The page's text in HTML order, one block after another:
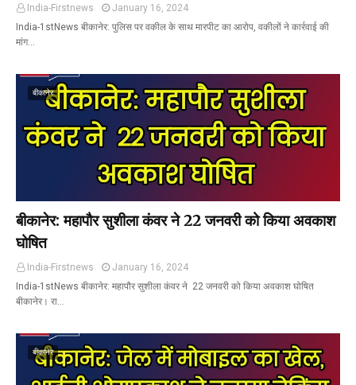
India-Firstnews
January 16, 2024
India-1stNews बीकानेर: पुलिस पर वकील के साथ मारपीट का आरोप, वकीलों ने कार्रवाई की
मांग…
बीकानेर
बीकानेर: महापौर सुशीला कंवर ने 22 जनवरी को किया अवकाश
घोषित
India-Firstnews
January 16, 2024
India-1stNews बीकानेर: महापौर सुशीला कंवर ने 22 जनवरी को किया अवकाश घोषित
बीकानेर। रा…
बीकानेर